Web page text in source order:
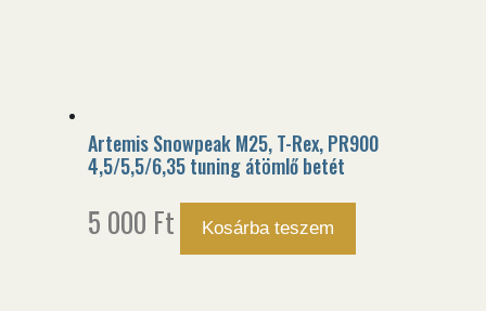
Artemis Snowpeak M25, T-Rex, PR900
4,5/5,5/6,35 tuning átömlő betét
5 000 Ft Kosárba teszem